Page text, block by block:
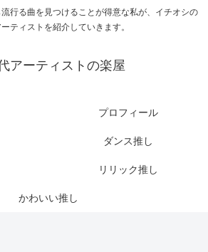
行る曲を見つけることが得意な私が、イチオシの
ティストを紹介していきます。
アーティストの楽屋
プロフィール
ダンス推し
リリック推し
かわいい推し